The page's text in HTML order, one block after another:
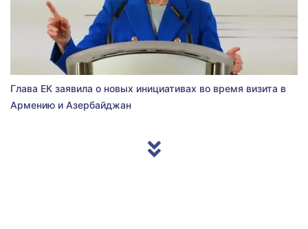
Глава ЕК заявила о новых инициативах во время визита в
Армению и Азербайджан